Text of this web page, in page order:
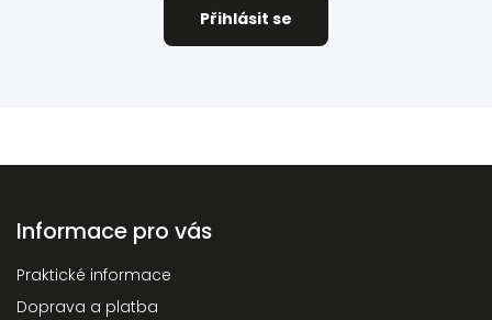
Informace pro vás
Praktické informace
Doprava a platba